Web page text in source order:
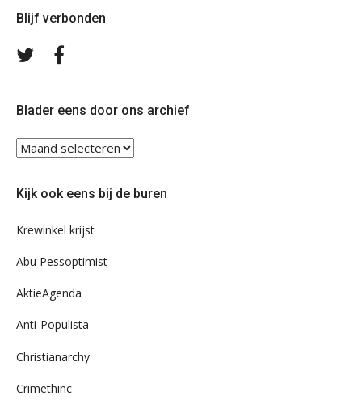
Blijf verbonden
Volg
Blader eens door ons archief
Blader
eens
ons
Kijk ook eens bij de buren
Krewinkel krijst
Abu Pessoptimist
AktieAgenda
Anti-Populista
Christianarchy
Crimethinc